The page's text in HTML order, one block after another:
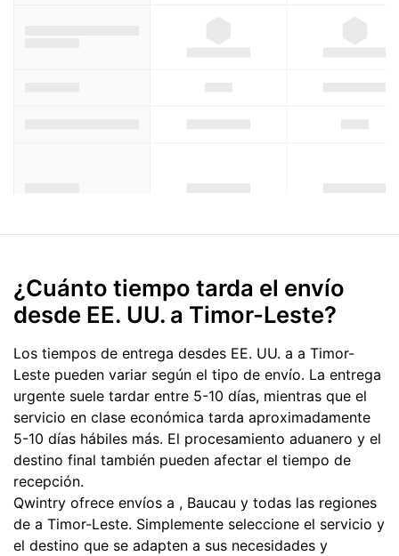
¿Cuánto tiempo tarda el envío
desde EE. UU. a Timor-Leste?
Los tiempos de entrega desdes EE. UU. a a Timor-
Leste pueden variar según el tipo de envío. La entrega
urgente suele tardar entre 5-10 días, mientras que el
servicio en clase económica tarda aproximadamente
5-10 días hábiles más. El procesamiento aduanero y el
destino final también pueden afectar el tiempo de
recepción.
Qwintry ofrece envíos a , Baucau y todas las regiones
de a Timor-Leste. Simplemente seleccione el servicio y
el destino que se adapten a sus necesidades y